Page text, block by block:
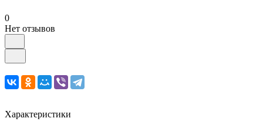
0
Нет отзывов
Характеристики